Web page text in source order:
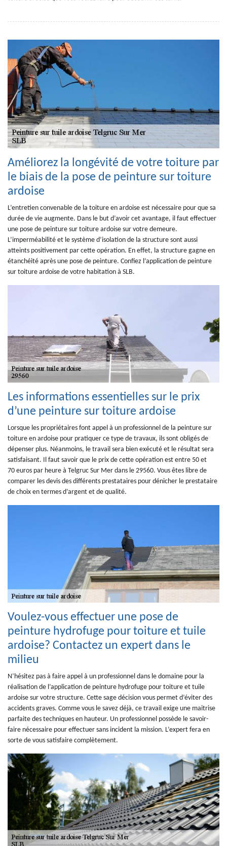
Améliorez la longévité de votre toiture par
le biais de la pose de peinture sur toiture
ardoise
L’entretien convenable de la toiture en ardoise est nécessaire pour que sa
durée de vie augmente. Dans le but d’avoir cet avantage, il faut effectuer
une pose de peinture sur toiture ardoise sur votre demeure.
L’imperméabilité et le système d’isolation de la structure sont aussi
atteints positivement par cette opération. En effet, la structure gagne en
étanchéité après une pose de peinture. Confiez l’application de peinture
sur toiture ardoise de votre habitation à SLB.
Les informations essentielles sur le prix
d’une peinture sur toiture ardoise
Lorsque les propriétaires font appel à un professionnel de la peinture sur
toiture en ardoise pour pratiquer ce type de travaux, ils sont obligés de
dépenser plus. Néanmoins, le travail sera bien exécuté et le résultat sera
satisfaisant. Il faut savoir que le prix de cette opération est entre 50 et
70 euros par heure à Telgruc Sur Mer dans le 29560. Vous êtes libre de
comparer les devis des différents prestataires pour dénicher le prestataire
de choix en termes d’argent et de qualité.
Voulez-vous effectuer une pose de
peinture hydrofuge pour toiture et tuile
ardoise? Contactez un expert dans le
milieu
N’hésitez pas à faire appel à un professionnel dans le domaine pour la
réalisation de l’application de peinture hydrofuge pour toiture et tuile
ardoise sur votre structure. Cette sage décision vous permet d’éviter des
accidents graves. Comme vous le savez déjà, ce travail exige une maitrise
parfaite des techniques en hauteur. Un professionnel possède le savoir-
faire nécessaire pour effectuer sans incident la mission. L’expert fera en
sorte de vous satisfaire complètement.